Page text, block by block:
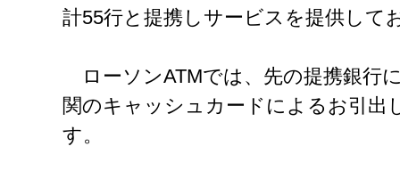
計55行と提携しサービスを提供して
ローソンATMでは、先の提携銀行
関のキャッシュカードによるお引出
す。